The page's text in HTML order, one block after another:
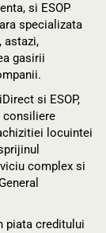
si ESOP
specializata
astazi,
gasirii
si ESOP,
consiliere
locuintei
complex si
piata creditului